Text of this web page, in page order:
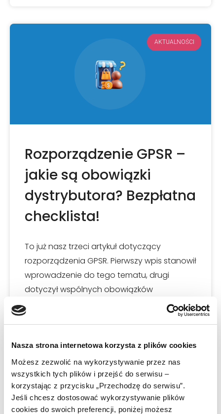
Nasza strona internetowa korzysta z plików cookies
Możesz zezwolić na wykorzystywanie przez nas
wszystkich tych plików i przejść do serwisu –
korzystając z przycisku „Przechodzę do serwisu”.
Jeśli chcesz dostosować wykorzystywanie plików
cookies do swoich preferencji, poniżej możesz
AKTUALNOŚCI
Rozporządzenie GPSR –
jakie są obowiązki
dystrybutora? Bezpłatna
checklista!
To już nasz trzeci artykuł dotyczący
rozporządzenia GPSR. Pierwszy wpis stanowił
wprowadzenie do tego tematu, drugi
dotyczył wspólnych obowiązków
nałożonych przez rozporządzenie na
CZYTAJ WIĘCEJ »
2024-11-28